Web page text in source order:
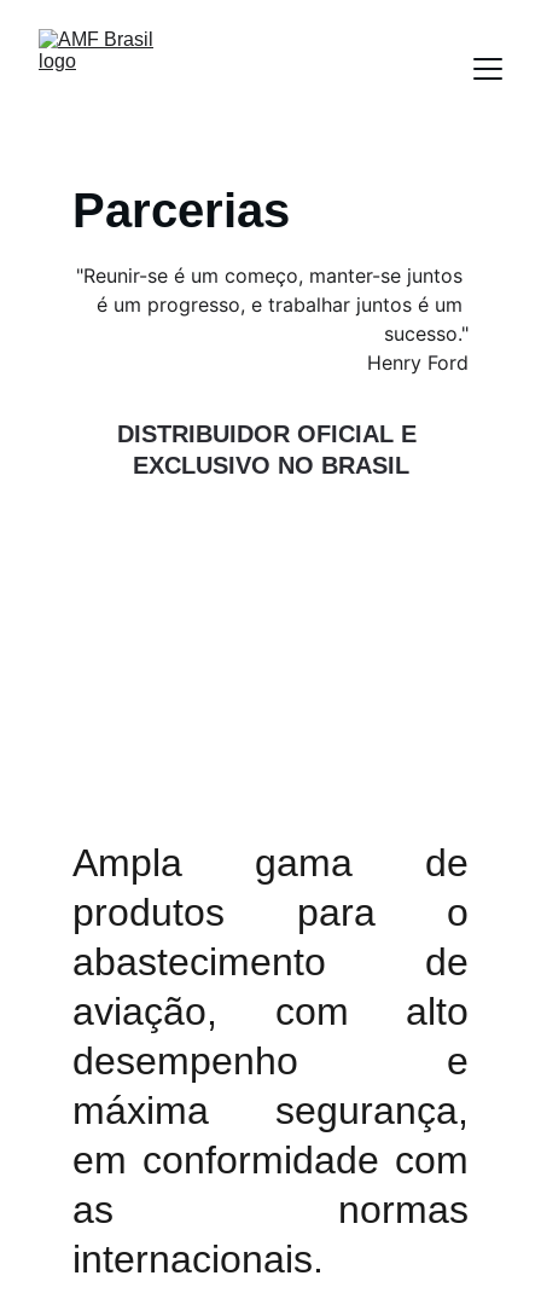
Parcerias
"Reunir-se é um começo, manter-se juntos
é um progresso, e trabalhar juntos é um
sucesso."
Henry Ford
DISTRIBUIDOR OFICIAL E
EXCLUSIVO NO BRASIL
Ampla gama de
produtos para o
abastecimento de
aviação, com alto
desempenho e
máxima segurança,
em conformidade com
as normas
internacionais.